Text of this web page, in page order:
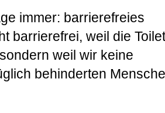
immer: barrierefreies
barrierefrei, weil die
weil wir keine
behinderten